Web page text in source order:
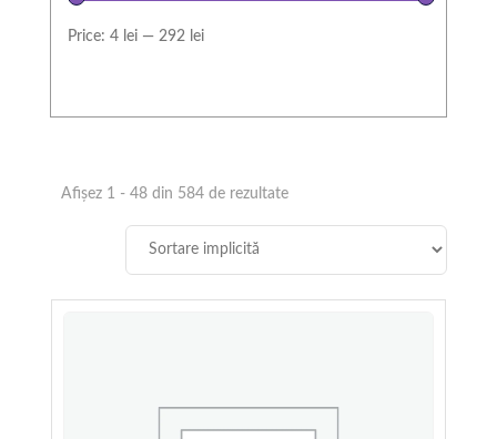
Price: 4 lei— 292 lei
Afișez 1 - 48 din 584 de rezultate